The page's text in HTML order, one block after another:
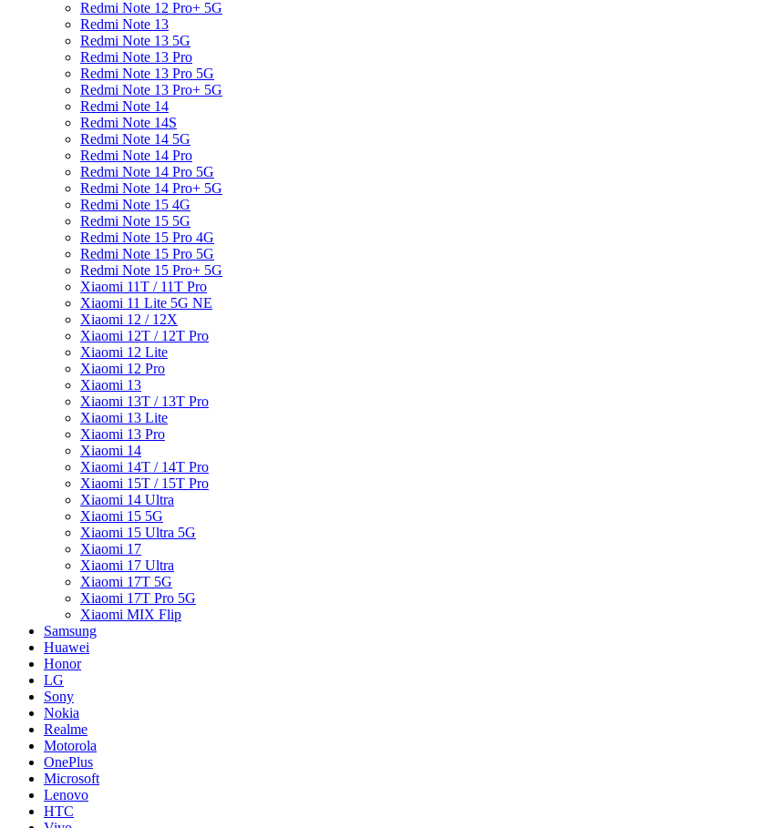
Redmi Note 12 Pro+ 5G
Redmi Note 13
Redmi Note 13 5G
Redmi Note 13 Pro
Redmi Note 13 Pro 5G
Redmi Note 13 Pro+ 5G
Redmi Note 14
Redmi Note 14S
Redmi Note 14 5G
Redmi Note 14 Pro
Redmi Note 14 Pro 5G
Redmi Note 14 Pro+ 5G
Redmi Note 15 4G
Redmi Note 15 5G
Redmi Note 15 Pro 4G
Redmi Note 15 Pro 5G
Redmi Note 15 Pro+ 5G
Xiaomi 11T / 11T Pro
Xiaomi 11 Lite 5G NE
Xiaomi 12 / 12X
Xiaomi 12T / 12T Pro
Xiaomi 12 Lite
Xiaomi 12 Pro
Xiaomi 13
Xiaomi 13T / 13T Pro
Xiaomi 13 Lite
Xiaomi 13 Pro
Xiaomi 14
Xiaomi 14T / 14T Pro
Xiaomi 15T / 15T Pro
Xiaomi 14 Ultra
Xiaomi 15 5G
Xiaomi 15 Ultra 5G
Xiaomi 17
Xiaomi 17 Ultra
Xiaomi 17T 5G
Xiaomi 17T Pro 5G
Xiaomi MIX Flip
Samsung
Huawei
Honor
LG
Sony
Nokia
Realme
Motorola
OnePlus
Microsoft
Lenovo
HTC